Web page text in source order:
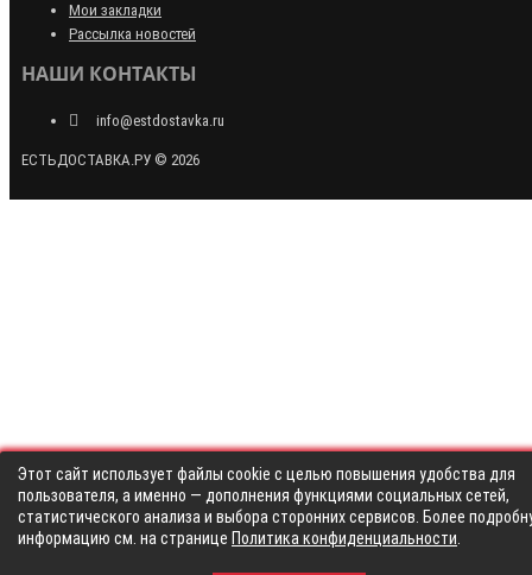
Мои закладки
Рассылка новостей
НАШИ КОНТАКТЫ
info@estdostavka.ru
ЕСТЬДОСТАВКА.РУ © 2026
Этот сайт использует файлы cookie с целью повышения удобства для
пользователя, а именно — дополнения функциями социальных сетей,
статистического анализа и выбора сторонних сервисов. Более
информацию см. на странице Политика конфиденциальности